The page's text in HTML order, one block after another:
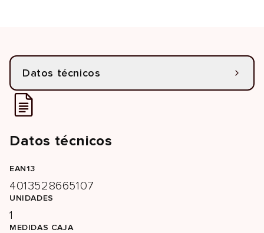
Datos técnicos
Datos técnicos
EAN13
4013528665107
UNIDADES
1
MEDIDAS CAJA